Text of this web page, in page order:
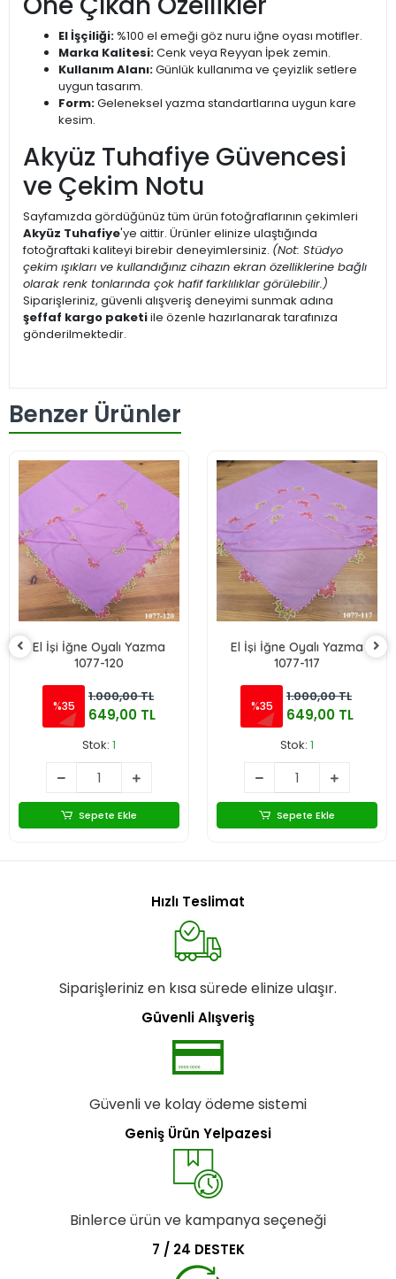
El İşçiliği: %100 el emeği göz nuru iğne oyası motifler.
Marka Kalitesi:Cenk veya Reyyan İpek zemin.
Kullanım Alanı:Günlük kullanıma ve çeyizlik setlere
uygun tasarım.
Form:Geleneksel yazma standartlarına uygun kare
kesim.
Akyüz Tuhafiye Güvencesi
ve Çekim Notu
Sayfamızda gördüğünüz tüm ürün fotoğraflarının çekimleri
Akyüz Tuhafiye'ye aittir. Ürünler elinize ulaştığında
fotoğraftaki kaliteyi birebir deneyimlersiniz. (Not: Stüdyo
çekim ışıkları ve kullandığınız cihazın ekran özelliklerine bağlı
olarak renk tonlarında çok hafif farklılıklar görülebilir.)
Siparişleriniz, güvenli alışveriş deneyimi sunmak adına
şeffaf kargo paketiile özenle hazırlanarak tarafınıza
gönderilmektedir.
Benzer Ürünler
El İşi İğne Oyalı Yazma
1077-120
%35
1.000,00 TL
649,00 TL
Stok: 1
Sepete Ekle
El İşi İğne Oyalı Yazma
1077-117
%35
1.000,00 TL
649,00 TL
Stok: 1
Sepete Ekle
Hızlı Teslimat
Siparişleriniz en kısa sürede elinize ulaşır.
Güvenli Alışveriş
Güvenli ve kolay ödeme sistemi
Geniş Ürün Yelpazesi
Binlerce ürün ve kampanya seçeneği
7 / 24 DESTEK